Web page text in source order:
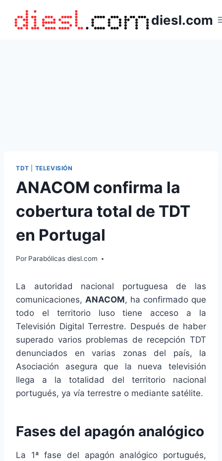
contenido
diesl.com
TDT TELEVISIÓN
ANACOM confirma la
cobertura total de TDT
en Portugal
Por Parabólicas diesl.com
La autoridad nacional portuguesa de las
comunicaciones, ANACOM, ha confirmado que
todo el territorio luso tiene acceso a la
Televisión Digital Terrestre. Después de haber
superado varios problemas de recepción TDT
denunciados en varias zonas del país, la
Asociación asegura que la nueva televisión
llega a la totalidad del territorio nacional
portugués, ya vía terrestre o mediante satélite.
Fases del apagón analógico
La 1ª fase del apagón analógico portugués,